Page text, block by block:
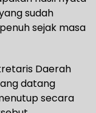
sudah
sejak masa
Daerah
datang
secara